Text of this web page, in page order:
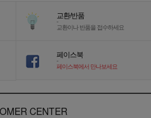
교환/반품
-
교환이나 반품을 접수하세요
페이스북
-
페이스북에서 만나보세요
CENTER